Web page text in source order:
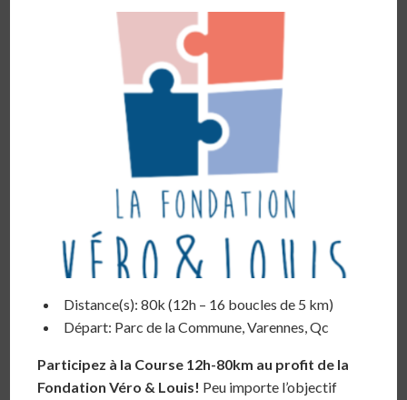
Distance(s): 80k (12h – 16 boucles de 5 km)
Départ: Parc de la Commune, Varennes, Qc
Participez à la Course 12h-80km au profit de la
Fondation Véro & Louis! Peu importe l’objectif